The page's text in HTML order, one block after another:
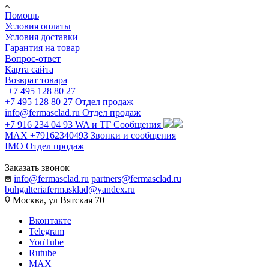
Помощь
Условия оплаты
Условия доставки
Гарантия на товар
Вопрос-ответ
Карта сайта
Возврат товара
+7 495 128 80 27
+7 495 128 80 27 Отдел продаж
info@fermasclad.ru Отдел продаж
+7 916 234 04 93 WA и ТГ Сообщения
MAX +79162340493 Звонки и сообщения
IMO Отдел продаж
Заказать звонок
info@fermasclad.ru partners@fermasclad.ru
buhgalteriafermasklad@yandex.ru
Москва, ул Вятская 70
Вконтакте
Telegram
YouTube
Rutube
MAX